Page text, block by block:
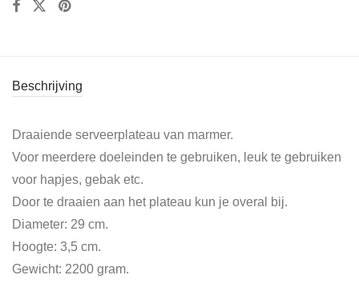
Beschrijving
Draaiende serveerplateau van marmer.
Voor meerdere doeleinden te gebruiken, leuk te gebruiken
voor hapjes, gebak etc.
Door te draaien aan het plateau kun je overal bij.
Diameter: 29 cm.
Hoogte: 3,5 cm.
Gewicht: 2200 gram.